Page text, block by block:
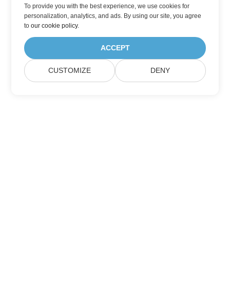
To provide you with the best experience, we use cookies for
personalization, analytics, and ads. By using our site, you agree
toour cookie policy.
ACCEPT
CUSTOMIZE DENY